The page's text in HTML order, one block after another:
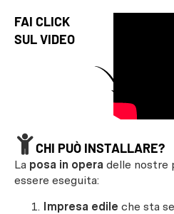
FAI CLICK
SUL VIDEO
CHI PUÒ INSTALLARE?
La posa in opera delle nostre
essere eseguita:
Impresa edile che sta